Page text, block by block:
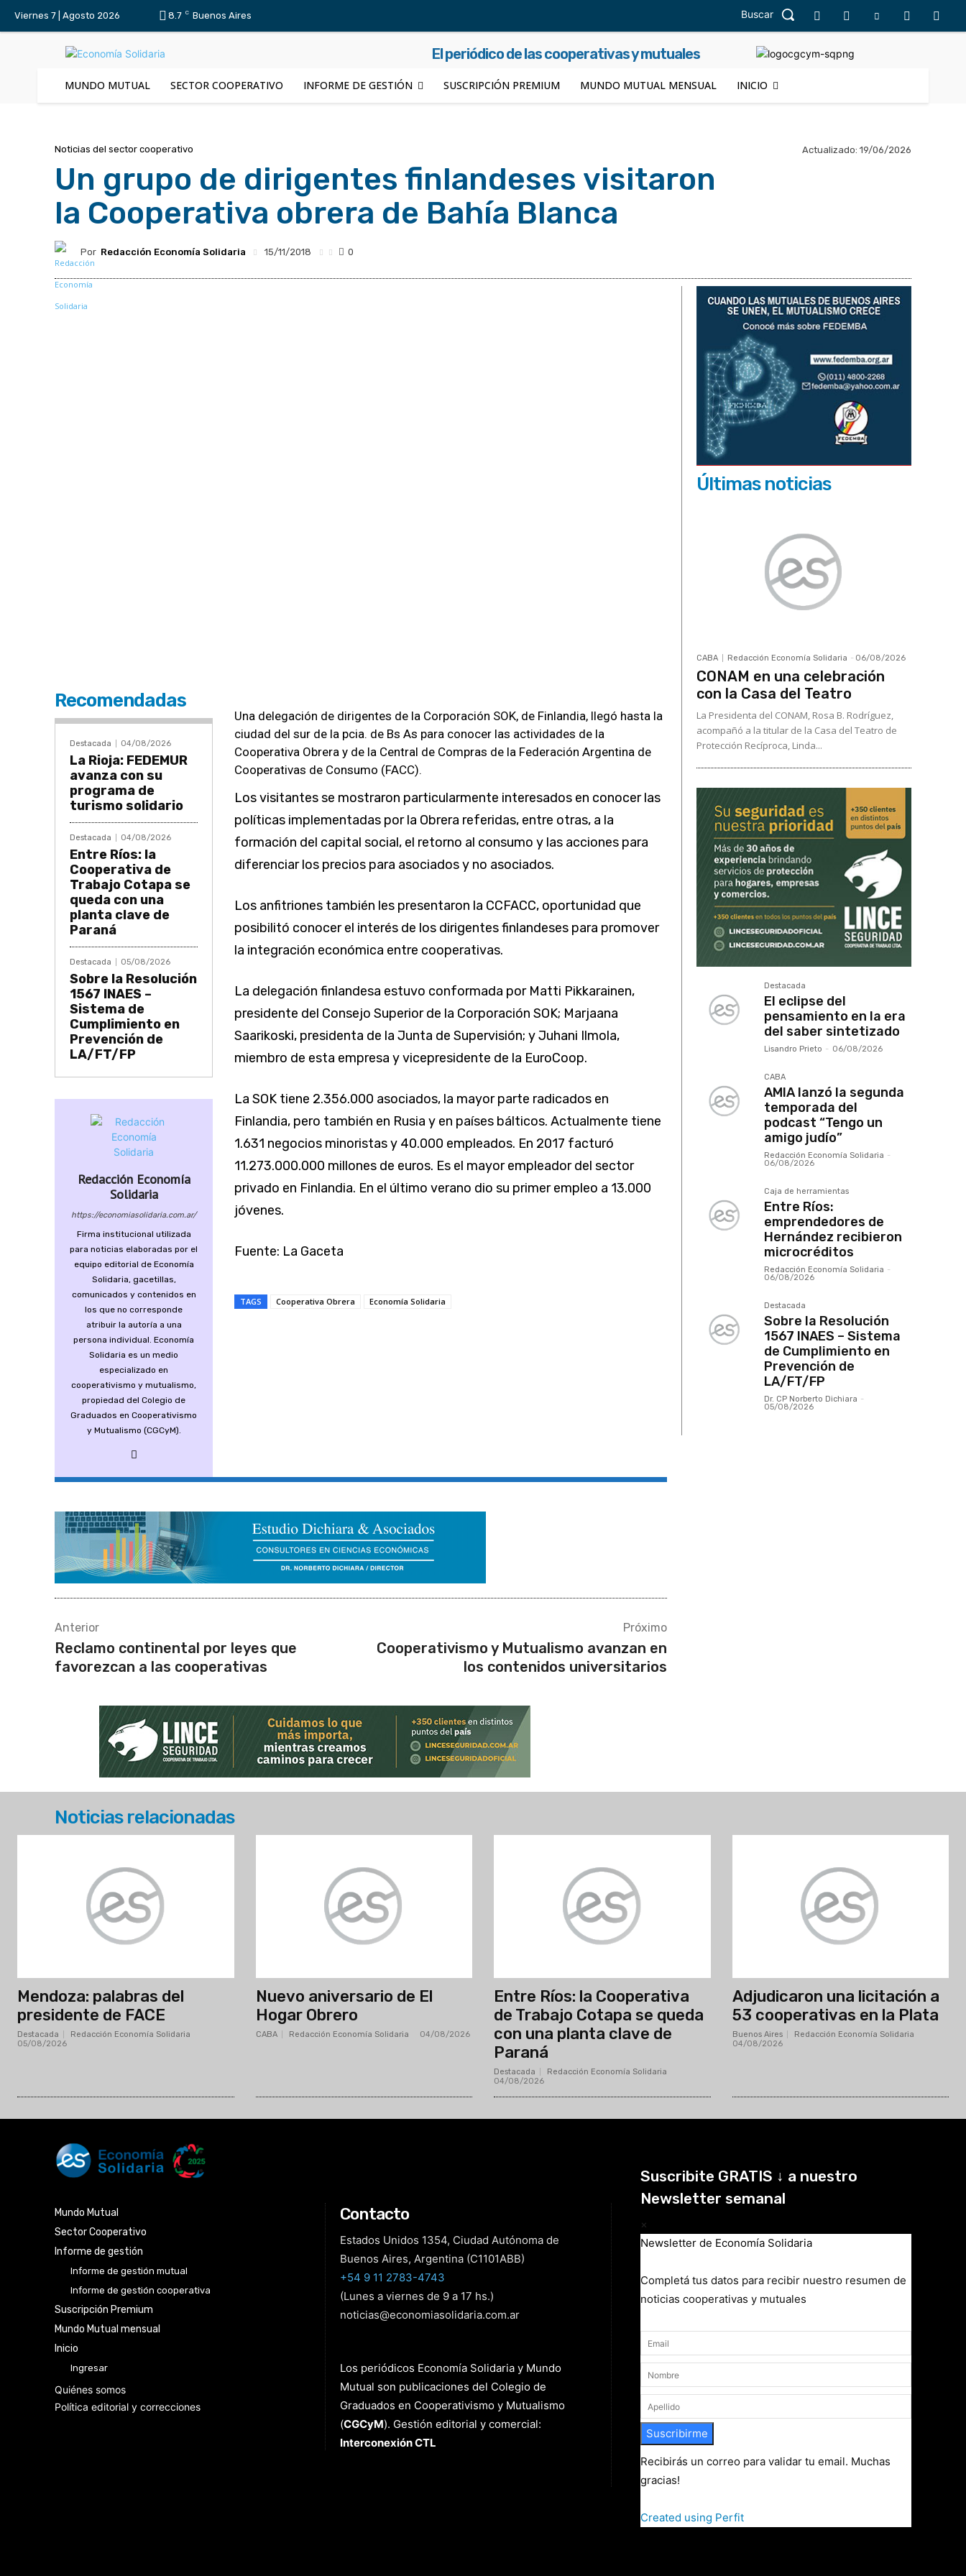
Viernes 7 | Agosto 2026 8.7 C Buenos Aires Buscar
El periódico de las cooperativas y mutuales
MUNDO MUTUAL SECTOR COOPERATIVO INFORME DE GESTIÓN SUSCRIPCIÓN PREMIUM MUNDO MUTUAL MENSUAL INICIO
Noticias del sector cooperativo Actualizado: 19/06/2026
Un grupo de dirigentes finlandeses visitaron
la Cooperativa obrera de Bahía Blanca
Por Redacción Economía Solidaria 15/11/2018 0
Recomendadas
Destacada 04/08/2026
La Rioja: FEDEMUR
avanza con su
programa de
turismo solidario
Destacada 04/08/2026
Entre Ríos: la
Cooperativa de
Trabajo Cotapa se
queda con una
planta clave de
Paraná
Destacada 05/08/2026
Sobre la Resolución
1567 INAES –
Sistema de
Cumplimiento en
Prevención de
LA/FT/FP
Redacción Economía
Solidaria
https://economiasolidaria.com.ar/
Firma institucional utilizada
para noticias elaboradas por el
equipo editorial de Economía
Solidaria, gacetillas,
comunicados y contenidos en
los que no corresponde
atribuir la autoría a una
persona individual. Economía
Solidaria es un medio
especializado en
cooperativismo y mutualismo,
propiedad del Colegio de
Graduados en Cooperativismo
y Mutualismo (CGCyM).
Una delegación de dirigentes de la Corporación SOK, de Finlandia, llegó hasta la
ciudad del sur de la pcia. de Bs As para conocer las actividades de la
Cooperativa Obrera y de la Central de Compras de la Federación Argentina de
Cooperativas de Consumo (FACC).
Los visitantes se mostraron particularmente interesados en conocer las
políticas implementadas por la Obrera referidas, entre otras, a la
formación del capital social, el retorno al consumo y las acciones para
diferenciar los precios para asociados y no asociados.
Los anfitriones también les presentaron la CCFACC, oportunidad que
posibilitó conocer el interés de los dirigentes finlandeses para promover
la integración económica entre cooperativas.
La delegación finlandesa estuvo conformada por Matti Pikkarainen,
presidente del Consejo Superior de la Corporación SOK; Marjaana
Saarikoski, presidenta de la Junta de Supervisión; y Juhani Ilmola,
miembro de esta empresa y vicepresidente de la EuroCoop.
La SOK tiene 2.356.000 asociados, la mayor parte radicados en
Finlandia, pero también en Rusia y en países bálticos. Actualmente tiene
1.631 negocios minoristas y 40.000 empleados. En 2017 facturó
11.273.000.000 millones de euros. Es el mayor empleador del sector
privado en Finlandia. En el último verano dio su primer empleo a 13.000
jóvenes.
Fuente: La Gaceta
TAGS Cooperativa Obrera Economía Solidaria
Anterior
Reclamo continental por leyes que
favorezcan a las cooperativas
Próximo
Cooperativismo y Mutualismo avanzan en
los contenidos universitarios
Últimas noticias
CABA Redacción Economía Solidaria - 06/08/2026
CONAM en una celebración
con la Casa del Teatro
La Presidenta del CONAM, Rosa B. Rodríguez,
acompañó a la titular de la Casa del Teatro de
Protección Recíproca, Linda...
Destacada
El eclipse del
pensamiento en la era
del saber sintetizado
Lisandro Prieto - 06/08/2026
CABA
AMIA lanzó la segunda
temporada del
podcast “Tengo un
amigo judío”
Redacción Economía Solidaria -
06/08/2026
Caja de herramientas
Entre Ríos:
emprendedores de
Hernández recibieron
microcréditos
Redacción Economía Solidaria -
06/08/2026
Destacada
Sobre la Resolución
1567 INAES – Sistema
de Cumplimiento en
Prevención de
LA/FT/FP
Dr. CP Norberto Dichiara -
05/08/2026
Noticias relacionadas
Mendoza: palabras del
presidente de FACE
Destacada Redacción Economía Solidaria
05/08/2026
Nuevo aniversario de El
Hogar Obrero
CABA Redacción Economía Solidaria 04/08/2026
Entre Ríos: la Cooperativa
de Trabajo Cotapa se queda
con una planta clave de
Paraná
Destacada Redacción Economía Solidaria
04/08/2026
Adjudicaron una licitación a
53 cooperativas en la Plata
Buenos Aires Redacción Economía Solidaria
04/08/2026
Mundo Mutual
Sector Cooperativo
Informe de gestión
Informe de gestión mutual
Informe de gestión cooperativa
Suscripción Premium
Mundo Mutual mensual
Inicio
Ingresar
Quiénes somos
Política editorial y correcciones
Contacto
Estados Unidos 1354, Ciudad Autónoma de
Buenos Aires, Argentina (C1101ABB)
+54 9 11 2783-4743
(Lunes a viernes de 9 a 17 hs.)
noticias@economiasolidaria.com.ar
Los periódicos Economía Solidaria y Mundo
Mutual son publicaciones del Colegio de
Graduados en Cooperativismo y Mutualismo
(CGCyM). Gestión editorial y comercial:
Interconexión CTL
Suscribite GRATIS ↓ a nuestro
Newsletter semanal
×
Newsletter de Economía Solidaria
Completá tus datos para recibir nuestro resumen de
noticias cooperativas y mutuales
Suscribirme
Recibirás un correo para validar tu email. Muchas
gracias!
Created using Perfit